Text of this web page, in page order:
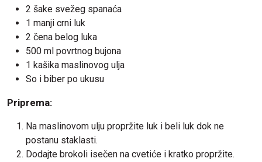
2 šake svežeg spanaća
1 manji crni luk
2 čena belog luka
500 ml povrtnog bujona
1 kašika maslinovog ulja
So i biber po ukusu
Priprema:
Na maslinovom ulju propržite luk i beli luk dok ne
postanu staklasti.
Dodajte brokoli isečen na cvetiće i kratko propržite.